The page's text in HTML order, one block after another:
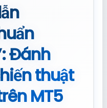
Đánh
thuật
MT5